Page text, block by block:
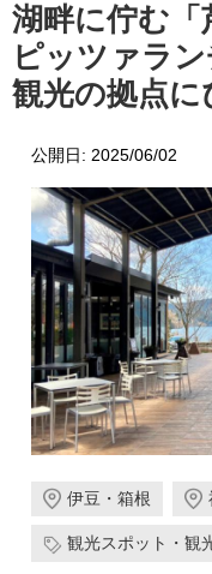
湖畔に佇む
ピッツァラ
観光の拠点
公開日: 2025/06/02
伊豆・箱根
観光スポット・観